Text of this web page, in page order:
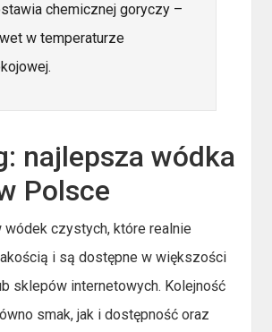
chemicznej goryczy –
w temperaturze
najlepsza wódka
Polsce
wódek czystych, które realnie
i są dostępne w większości
sklepów internetowych. Kolejność
smak, jak i dostępność oraz